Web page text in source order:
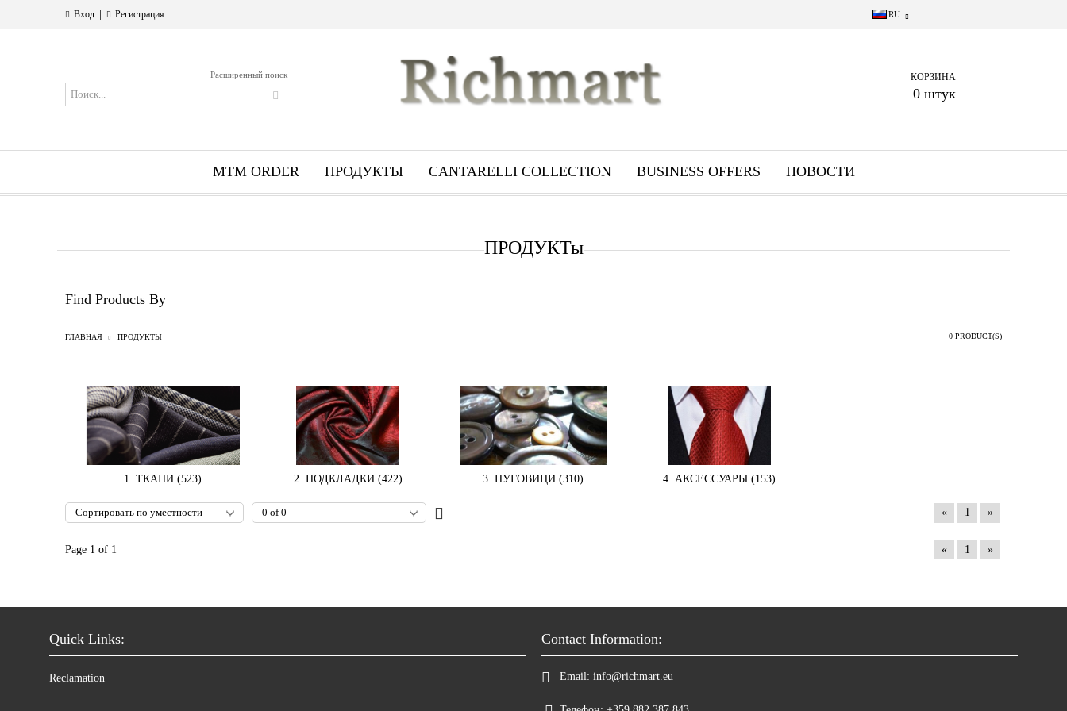
Вход Регистрация RU
Расширенный поиск КОРЗИНА
0 штук
MTM ORDER ПРОДУКТЬI CANTARELLI COLLECTION BUSINESS OFFERS НОВОСТИ
Find Products By
ГЛАВНАЯ ПРОДУКТЫ 0 PRODUCT(S)
ПРОДУКТы
1. ТКАНИ (523) 2. ПОДКЛАДКИ (422) 3. ПУГОВИЦИ (310) 4. АКСЕССУАРЫ (153)
« 1 »
Page 1 of 1 « 1 »
Quick Links:
Reclamation
Contact Information:
Email: info@richmart.eu